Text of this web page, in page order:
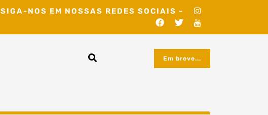
SIGA-NOS EM NOSSAS REDES SOCIAIS -
Em breve...